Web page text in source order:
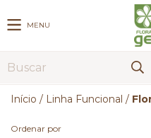
MENU
Início / Linha Funcional /
Ordenar por